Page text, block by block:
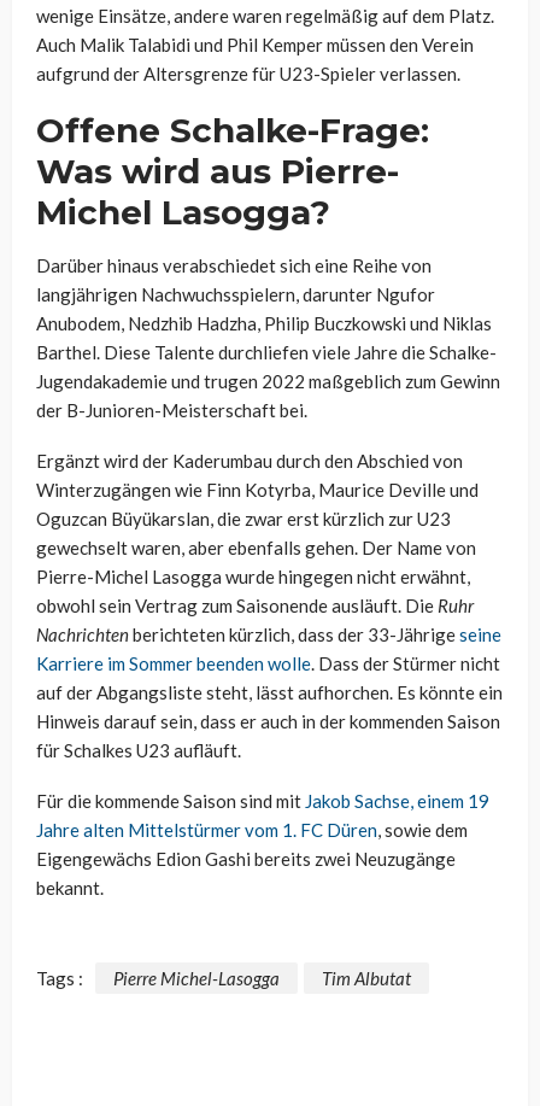
wenige Einsätze, andere waren regelmäßig auf dem Platz.
Auch Malik Talabidi und Phil Kemper müssen den Verein
aufgrund der Altersgrenze für U23-Spieler verlassen.
Offene Schalke-Frage:
Was wird aus Pierre-
Michel Lasogga?
Darüber hinaus verabschiedet sich eine Reihe von
langjährigen Nachwuchsspielern, darunter Ngufor
Anubodem, Nedzhib Hadzha, Philip Buczkowski und Niklas
Barthel. Diese Talente durchliefen viele Jahre die Schalke-
Jugendakademie und trugen 2022 maßgeblich zum Gewinn
der B-Junioren-Meisterschaft bei.
Ergänzt wird der Kaderumbau durch den Abschied von
Winterzugängen wie Finn Kotyrba, Maurice Deville und
Oguzcan Büyükarslan, die zwar erst kürzlich zur U23
gewechselt waren, aber ebenfalls gehen. Der Name von
Pierre-Michel Lasogga wurde hingegen nicht erwähnt,
obwohl sein Vertrag zum Saisonende ausläuft. Die Ruhr
Nachrichtenberichteten kürzlich, dass der 33-Jährigeseine
Karriere im Sommer beenden wolle. Dass der Stürmer nicht
auf der Abgangsliste steht, lässt aufhorchen. Es könnte ein
Hinweis darauf sein, dass er auch in der kommenden Saison
für Schalkes U23 aufläuft.
Für die kommende Saison sind mit Jakob Sachse, einem 19
Jahre alten Mittelstürmer vom 1. FC Düren, sowie dem
Eigengewächs Edion Gashi bereits zwei Neuzugänge
bekannt.
Tags : Pierre Michel-Lasogga Tim Albutat